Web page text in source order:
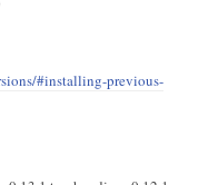
#installing-previous-